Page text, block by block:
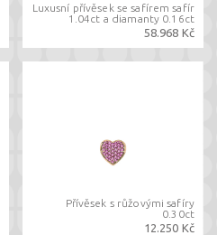
Luxusní přívěsek se safírem safír
1.04ct a diamanty 0.16ct
58.968 Kč
Přívěsek s růžovými safíry
0.30ct
12.250 Kč